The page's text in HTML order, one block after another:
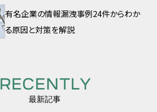
有名企業の情報漏洩事例24件からわか
る原因と対策を解説
RECENTLY
最新記事